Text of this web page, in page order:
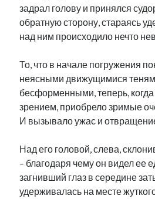
задрал голову и принялся
обратную сторону, стараясь
над ним происходило нечто
То, что в начале погружения
неясными движущимися
бесформенными, теперь,
зрением, приобрело зримые
И вызывало ужас и
Над его головой, слева,
– благодаря чему он видел ее
загнивший глаз в середине
удерживалась на месте